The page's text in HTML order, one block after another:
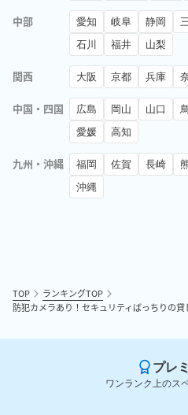
中部 愛知 岐阜 静岡
石川
福井 山梨
関西 大阪 京都 兵庫
中国・四国 広島 岡山 山口
愛媛
高知
九州・沖縄 福岡 佐賀 長崎
沖縄
TOP
ランキングTOP
防犯カメラあり！セキュリティばっちりの
プレ
ワンランク上のス